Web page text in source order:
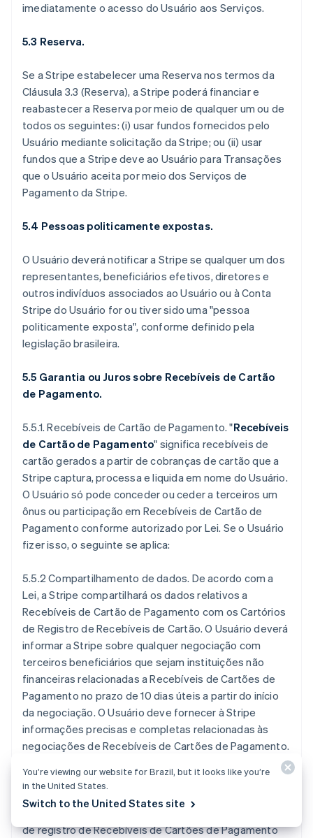
imediatamente o acesso do Usuário aos Serviços.
5.3 Reserva.
Se a Stripe estabelecer uma Reserva nos termos da
Cláusula 3.3 (Reserva), a Stripe poderá financiar e
reabastecer a Reserva por meio de qualquer um ou de
todos os seguintes: (i) usar fundos fornecidos pelo
Usuário mediante solicitação da Stripe; ou (ii) usar
fundos que a Stripe deve ao Usuário para Transações
que o Usuário aceita por meio dos Serviços de
Pagamento da Stripe.
5.4 Pessoas politicamente expostas.
O Usuário deverá notificar a Stripe se qualquer um dos
representantes, beneficiários efetivos, diretores e
outros indivíduos associados ao Usuário ou à Conta
Stripe do Usuário for ou tiver sido uma "pessoa
politicamente exposta", conforme definido pela
legislação brasileira.
5.5 Garantia ou Juros sobre Recebíveis de Cartão
de Pagamento.
5.5.1.Recebíveis de Cartão de Pagamento. "Recebíveis
de Cartão de Pagamento" significa recebíveis de
cartão gerados a partir de cobranças de cartão que a
Stripe captura, processa e liquida em nome do Usuário.
O Usuário só pode conceder ou ceder a terceiros um
ônus ou participação em Recebíveis de Cartão de
Pagamento conforme autorizado por Lei. Se o Usuário
fizer isso, o seguinte se aplica:
5.5.2Compartilhamento de dados. De acordo com a
Lei, a Stripe compartilhará os dados relativos a
Recebíveis de Cartão de Pagamento com os Cartórios
de Registro de Recebíveis de Cartão. O Usuário deverá
informar a Stripe sobre qualquer negociação com
terceiros beneficiários que sejam instituições não
financeiras relacionadas a Recebíveis de Cartões de
Pagamento no prazo de 10 dias úteis a partir do início
da negociação. O Usuário deve fornecer à Stripe
informações precisas e completas relacionadas às
negociações de Recebíveis de Cartões de Pagamento.
5.5.3Comunicação com os Escritórios de Registro de
Recebíveis de Cartões. "
Escritório de Registro de
de registro de Recebíveis de Cartões de Pagamento
You’re viewing our website for Brazil, but it looks like you’re
in the United States.
Switch to the United States site